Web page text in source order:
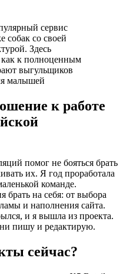
сервис
собак со своей
Здесь
к полноценным
выгульщиков
малышей
к работе
помог не бояться брать
их. Я год проработала
команде.
брать на себя: от выбора
и наполнения сайта.
и я вышла из проекта.
пишу и редактирую.
сейчас?